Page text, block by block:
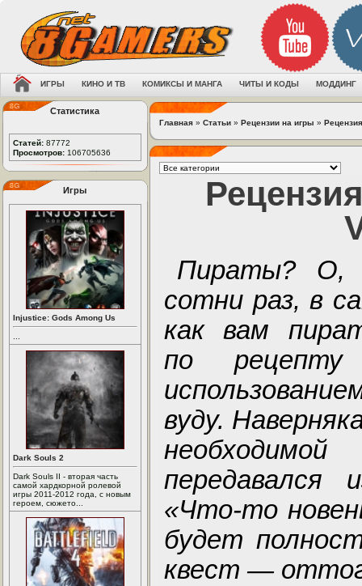
ИГРЫ КИНО И ТВ КОМИКСЫ И МАНГА ЧИТЫ И КОДЫ МОДДИНГ
Статистика
Статей: 87772
Просмотров: 106705636
Игры
Injustice: Gods Among Us
Dark Souls 2
Dark Souls II - вторая часть
самой хардкорной ролевой
игры 2011-2012 года, с новым
героем, сюжето...
Главная » Статьи » Рецензии на игры »
Пираты? О,
сотни раз, в
как вам
по
вуду.
передавался
«Что-то
будет
квест —